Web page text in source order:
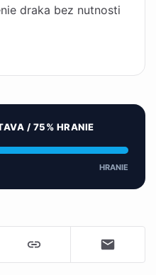
draka bez nutnosti
/ 75% HRANIE
HRANIE